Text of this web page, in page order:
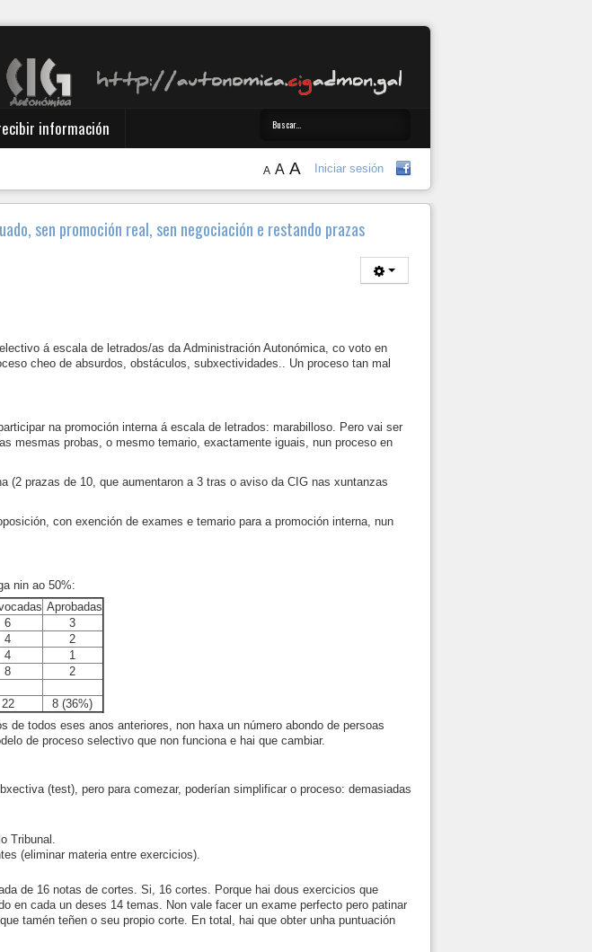
información
Iniciar sesión
A A A
sen promoción real, sen negociación e restando prazas
á escala de letrados/as da Administración Autonómica, co voto en
cheo de absurdos, obstáculos, subxectividades.. Un proceso tan mal
na promoción interna á escala de letrados: marabilloso. Pero vai ser
mesmas probas, o mesmo temario, exactamente iguais, nun proceso en
(2 prazas de 10, que aumentaron a 3 tras o aviso da CIG nas xuntanzas
con exención de exames e temario para a promoción interna, nun
nin ao 50%:
Aprobadas
6
3
4
2
4
1
8
2
22
8 (36%)
todos eses anos anteriores, non haxa un número abondo de persoas
de proceso selectivo que non funciona e hai que cambiar.
(test), pero para comezar, poderían simplificar o proceso: demasiadas
Tribunal.
(eliminar materia entre exercicios).
de 16 notas de cortes. Si, 16 cortes. Porque hai dous exercicios que
en cada un deses 14 temas. Non vale facer un exame perfecto pero patinar
tamén teñen o seu propio corte. En total, hai que obter unha puntuación